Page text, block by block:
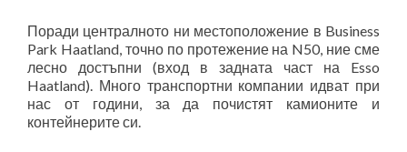
Поради централното ни местоположение в Business
Park Haatland, точно по протежение на N50, ние сме
лесно достъпни (вход в задната част на Esso
Haatland). Много транспортни компании идват при
нас от години, за да почистят камионите и
контейнерите си.